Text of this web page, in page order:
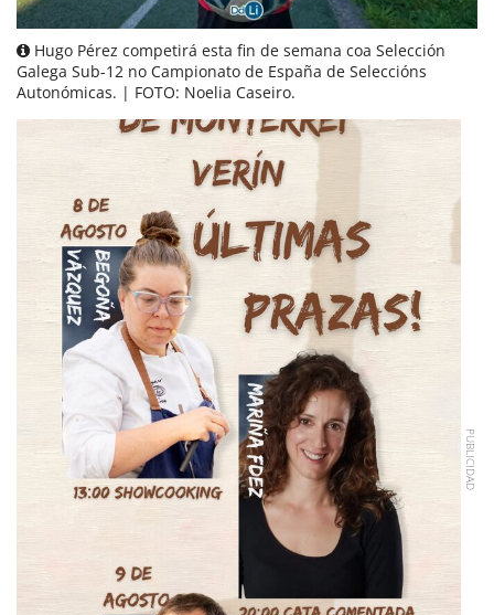
Hugo Pérez competirá esta fin de semana coa Selección
Galega Sub-12 no Campionato de España de Seleccións
Autonómicas. | FOTO: Noelia Caseiro.